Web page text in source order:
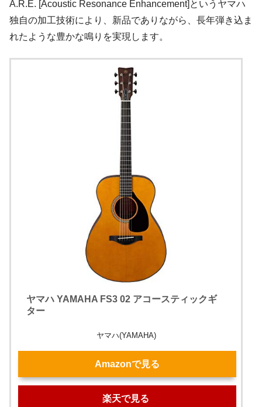
A.R.E. [Acoustic Resonance Enhancement]というヤマハ
独自の加工技術により、新品でありながら、長年弾き込ま
れたような豊かな鳴りを実現します。
ヤマハ YAMAHA FS3 02 アコースティックギ
ター
ヤマハ(YAMAHA)
Amazonで見る
楽天で見る